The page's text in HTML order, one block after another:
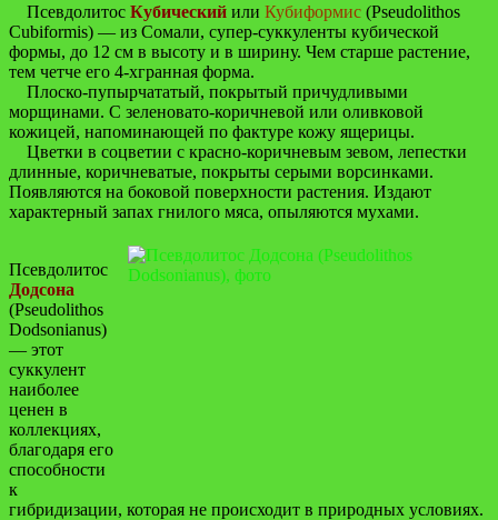
Псевдолитос Кубический или Кубиформис (Pseudolithos
Cubiformis) — из Сомали, супер-суккуленты кубической
формы, до 12 см в высоту и в ширину. Чем старше растение,
тем четче его 4-хгранная форма.
Плоско-пупырчататый, покрытый причудливыми
морщинами. С зеленовато-коричневой или оливковой
кожицей, напоминающей по фактуре кожу ящерицы.
Цветки в соцветии с красно-коричневым зевом, лепестки
длинные, коричневатые, покрыты серыми ворсинками.
Появляются на боковой поверхности растения. Издают
характерный запах гнилого мяса, опыляются мухами.
Псевдолитос
Додсона
(Pseudolithos
Dodsonianus)
— этот
суккулент
наиболее
ценен в
коллекциях,
благодаря его
способности
к
гибридизации, которая не происходит в природных условиях.